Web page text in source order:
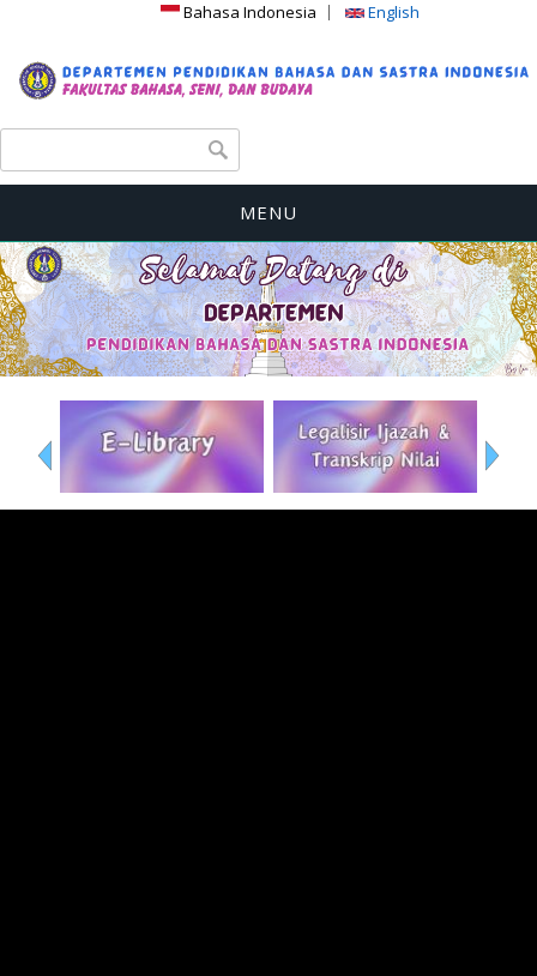
Bahasa Indonesia English
Search form
MENU